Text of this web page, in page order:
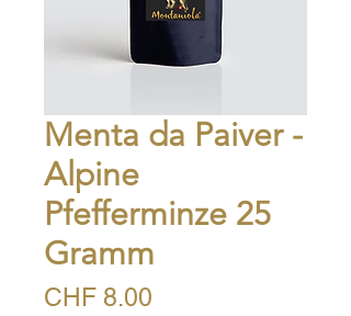
Menta da Paiver -
Alpine
Pfefferminze 25
Gramm
CHF 8.00